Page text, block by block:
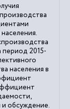
период 2015-
населения в
и обсуждение.